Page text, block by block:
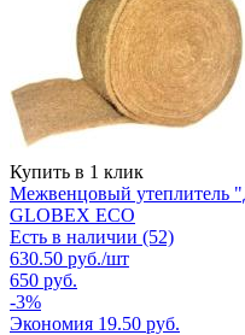
Купить в 1 клик
Межвенцовый
GLOBEX ЕСО
Есть в наличии (52)
630.50 руб./шт
650 руб.
-3%
Экономия 19.50 руб.